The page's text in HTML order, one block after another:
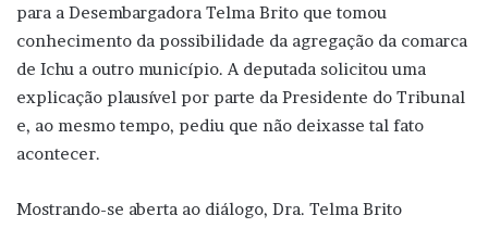
para a Desembargadora Telma Brito que tomou
conhecimento da possibilidade da agregação da comarca
de Ichu a outro município. A deputada solicitou uma
explicação plausível por parte da Presidente do Tribunal
e, ao mesmo tempo, pediu que não deixasse tal fato
acontecer.
Mostrando-se aberta ao diálogo, Dra. Telma Brito